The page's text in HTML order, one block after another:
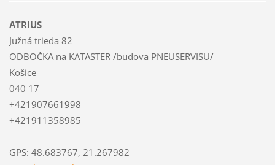
ATRIUS
Južná trieda 82
ODBOČKA na KATASTER /budova PNEUSERVISU/
Košice
040 17
+421907661998
+421911358985
GPS: 48.683767, 21.267982